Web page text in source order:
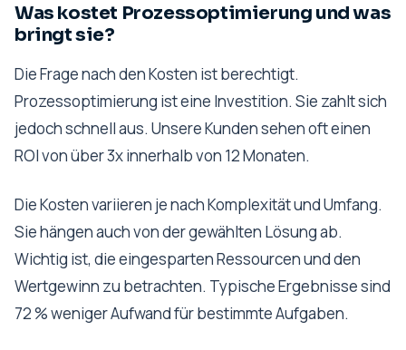
Was kostet Prozessoptimierung und was
bringt sie?
Die Frage nach den Kosten ist berechtigt.
Prozessoptimierung ist eine Investition. Sie zahlt sich
jedoch schnell aus. Unsere Kunden sehen oft einen
ROI von über 3x innerhalb von 12 Monaten.
Die Kosten variieren je nach Komplexität und Umfang.
Sie hängen auch von der gewählten Lösung ab.
Wichtig ist, die eingesparten Ressourcen und den
Wertgewinn zu betrachten. Typische Ergebnisse sind
72 % weniger Aufwand für bestimmte Aufgaben.